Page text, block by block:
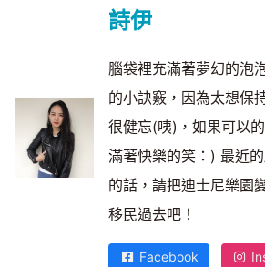
詩伊
腦袋裡充滿著夢幻的泡
的小訣竅，因為太想保
很健忘(咦)，如果可以
滿著快樂的笑：) 最近
的話，請把迪士尼樂園
移民過去吧！
Facebook